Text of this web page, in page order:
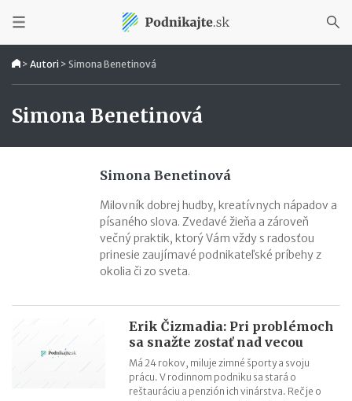
> Autori > Simona Benetinová
Simona Benetinová
Simona Benetinová
Milovník dobrej hudby, kreatívnych nápadov a
písaného slova. Zvedavé žieňa a zároveň
večný praktik, ktorý Vám vždy s radosťou
prinesie zaujímavé podnikateľské príbehy z
okolia či zo sveta.
Erik Čizmadia: Pri problémoch
sa snažte zostať nad vecou
Má 24 rokov, miluje zimné športy a svoju
prácu. V rodinnom podniku sa stará o
reštauráciu a penzión ich vinárstva. Reč je o